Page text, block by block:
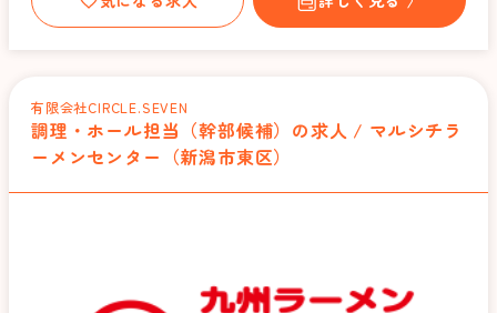
有限会社CIRCLE.SEVEN
調理・ホール担当（幹部候補）の求人 / マルシチラ
ーメンセンター（新潟市東区）